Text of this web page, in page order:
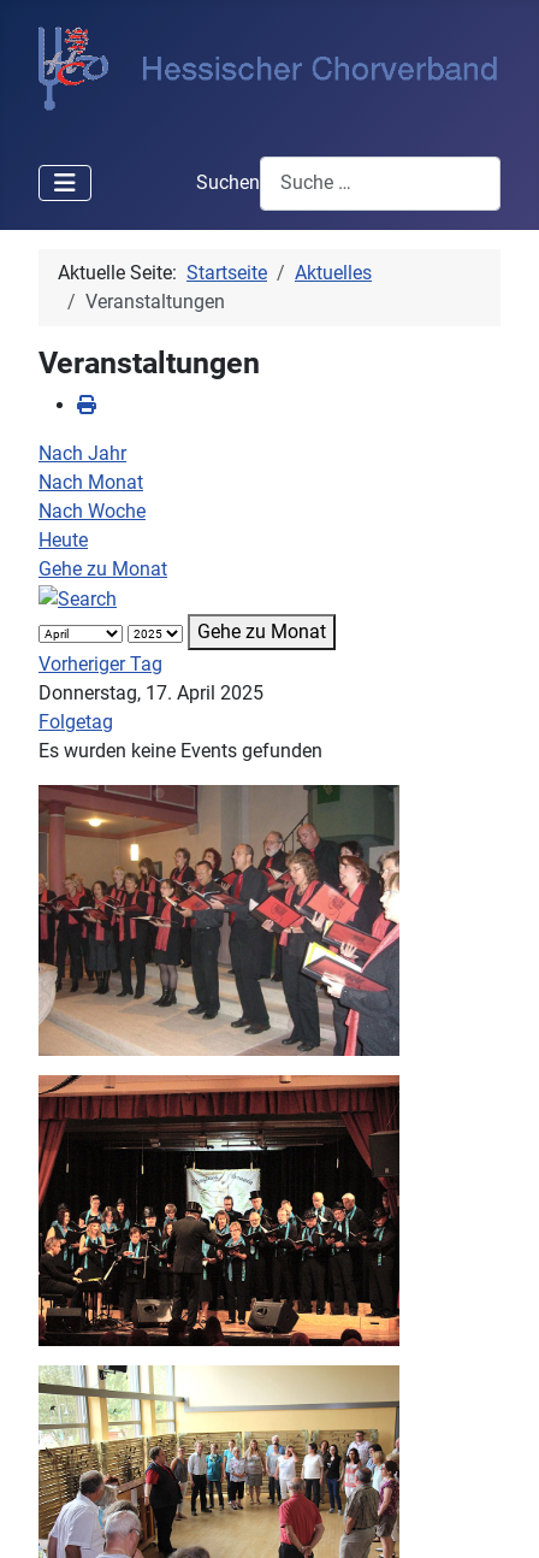
Suchen
Aktuelle Seite: Startseite
Aktuelles
Veranstaltungen
Veranstaltungen
Nach Jahr
Nach Monat
Nach Woche
Heute
Gehe zu Monat
Gehe zu Monat
Vorheriger Tag
Donnerstag, 17. April 2025
Folgetag
Es wurden keine Events gefunden